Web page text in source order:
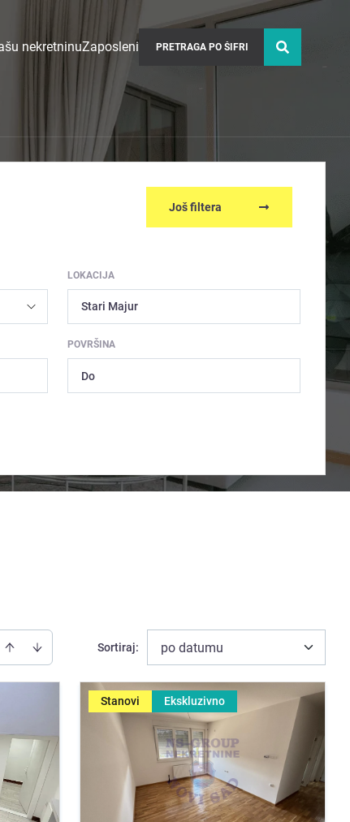
nekretninuZaposleni
Još filtera
LOKACIJA
Stari Majur
POVRŠINA
Sortiraj: po datumu
Stanovi Ekskluzivno